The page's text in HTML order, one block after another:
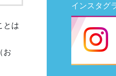
とは
お
インスタグ